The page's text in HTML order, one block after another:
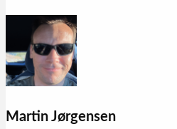
Martin Jørgensen